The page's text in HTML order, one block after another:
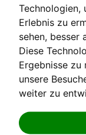
Technologien,
Erlebnis zu
sehen, besser
Diese
Ergebnisse zu
unsere
weiter zu